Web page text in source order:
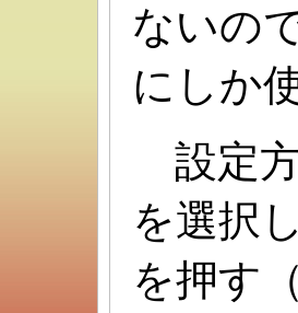
ないの
にしか
設定
を選択
を押す